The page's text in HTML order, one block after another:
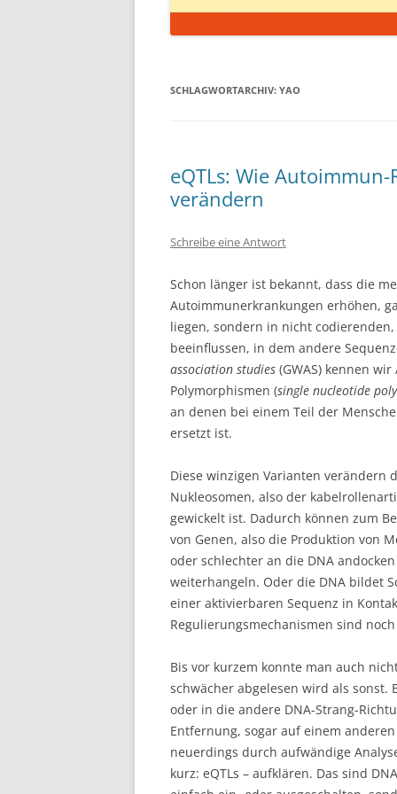
SCHLAGWORTARCHIV: YAO
eQTLs: Wie
verändern
Schreibe eine Antwort
Schon länger ist bekannt, dass die
Autoimmunerkrankungen erhöhen,
liegen, sondern in nicht
beeinflussen, in dem andere
association studies (GWAS) kennen
Polymorphismen (single nucleotide
an denen bei einem Teil der
ersetzt ist.
Diese winzigen Varianten verändern
Nukleosomen, also der
gewickelt ist. Dadurch können zum
von Genen, also die Produktion von
oder schlechter an die DNA
weiterhangeln. Oder die DNA bildet
einer aktivierbaren Sequenz in
Regulierungsmechanismen sind
Bis vor kurzem konnte man auch
schwächer abgelesen wird als sonst.
oder in die andere DNA-Strang-
Entfernung, sogar auf einem
neuerdings durch aufwändige
kurz: eQTLs – aufklären. Das sind